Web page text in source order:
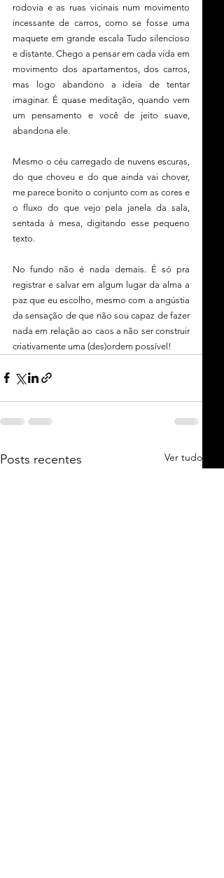
rodovia e as ruas vicinais num movimento
incessante de carros, como se fosse uma
maquete em grande escala Tudo silencioso
e distante. Chego a pensar em cada vida em
movimento dos apartamentos, dos carros,
mas logo abandono a ideia de tentar
imaginar. É quase meditação, quando vem
um pensamento e você de jeito suave,
abandona ele.
Mesmo o céu carregado de nuvens escuras,
do que choveu e do que ainda vai chover,
me parece bonito o conjunto com as cores e
o fluxo do que vejo pela janela da sala,
sentada à mesa, digitando esse pequeno
texto.
No fundo não é nada demais. É só pra
registrar e salvar em algum lugar da alma a
paz que eu escolho, mesmo com a angústia
da sensação de que não sou capaz de fazer
nada em relação ao caos a não ser construir
criativamente uma (des)ordem possível!
Posts recentes Ver tudo